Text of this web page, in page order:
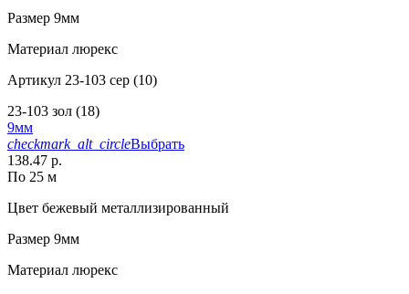
Размер 9мм
Материал люрекс
Артикул 23-103 сер (10)
23-103 зол (18)
9мм
checkmark_alt_circleВыбрать
138.47 р.
По 25 м
Цвет бежевый металлизированный
Размер 9мм
Материал люрекс